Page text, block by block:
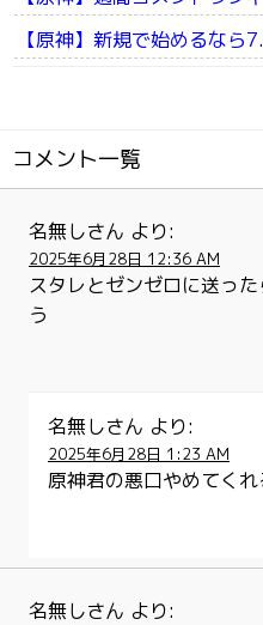
【原神】新規で始めるなら
コメント一覧
名無しさん より:
2025年6月28日 12:36 AM
スタレとゼンゼロに送っ
う
名無しさん より:
2025年6月28日 1:23 AM
原神君の悪口やめてくれ
名無しさん より: